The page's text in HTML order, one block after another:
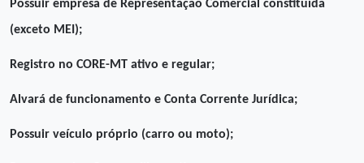
Possuir empresa de Representação Comercial constituída
(exceto MEI);
Registro no CORE-MT ativo e regular;
Alvará de funcionamento e Conta Corrente Jurídica;
Possuir veículo próprio (carro ou moto);